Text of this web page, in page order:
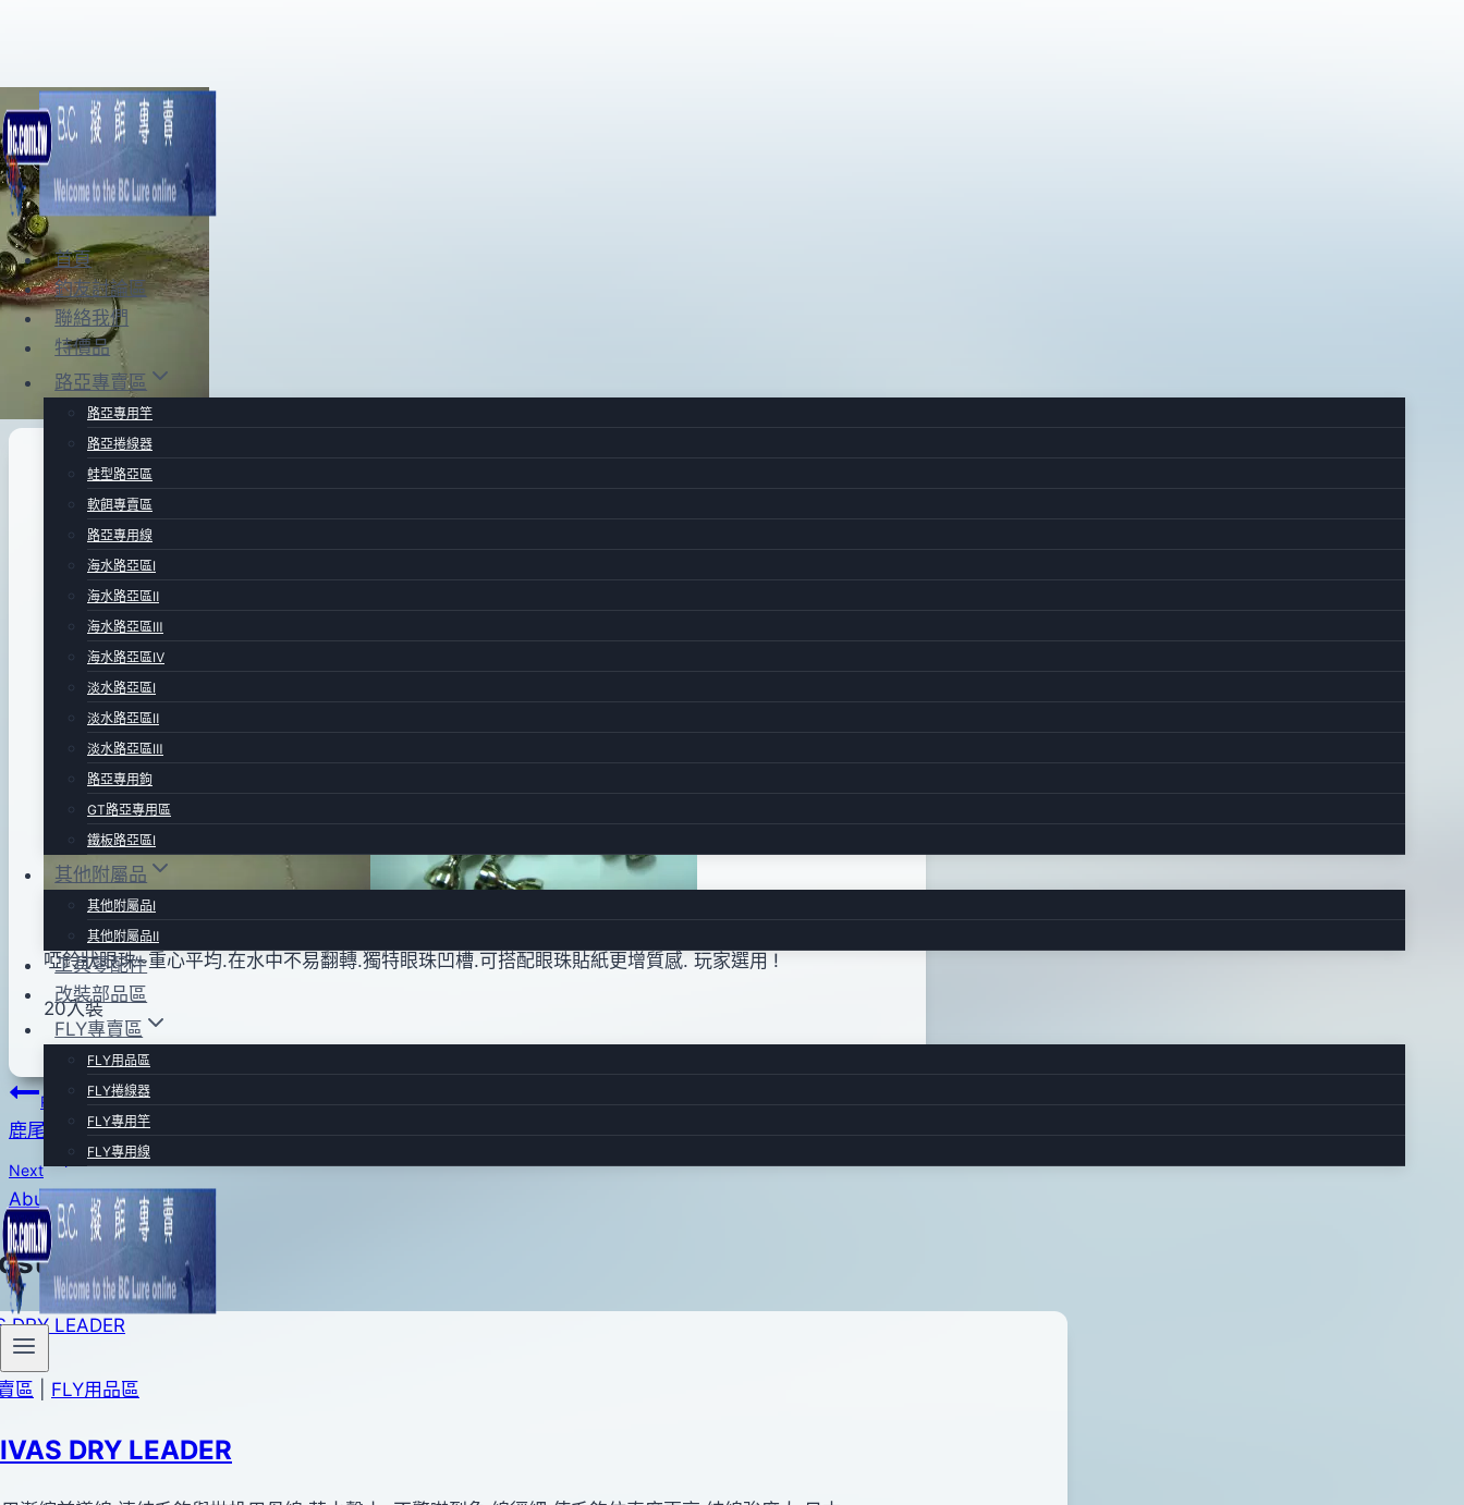
Skip
to
content
首頁
釣友討論區
聯絡我們
特價品
路亞專賣區
路亞專用竿
路亞捲線器
蛙型路亞區
軟餌專賣區
路亞專用線
海水路亞區Ⅰ
海水路亞區Ⅱ
海水路亞區Ⅲ
海水路亞區Ⅳ
淡水路亞區Ⅰ
淡水路亞區Ⅱ
淡水路亞區Ⅲ
路亞專用鉤
GT路亞專用區
鐵板路亞區Ⅰ
其他附屬品
其他附屬品Ⅰ
其他附屬品Ⅱ
工具零配件
改裝部品區
FLY專賣區
FLY用品區
FLY捲線器
FLY專用竿
FLY專用線
FLY專賣區|FLY用品區
啞鈴眼睛(凹面)-銀
anna
2020
12
月
啞鈴狀眼珠~重心平均.在水中不易翻轉.獨特眼珠凹槽.可搭配眼珠貼紙更增質感. 玩家選用 !
20入裝
文
章
導
覽
Previous
鹿尾毛
Next
Abu 遠投麻花棒套組
區 FLY用品區
DRY LEADER